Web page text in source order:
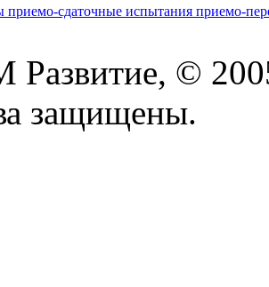
приемо-сдаточные испытания приемо-
©
защищены.